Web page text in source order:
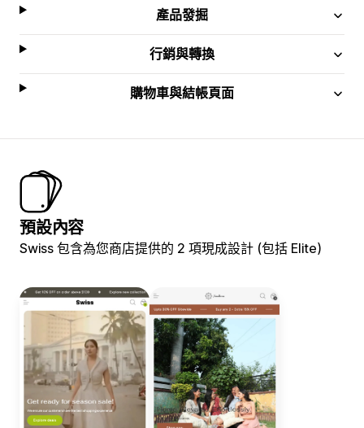
產品發掘
行銷與轉換
購物車與結帳頁面
預設內容
Swiss 包含為您商店提供的 2 項現成設計 (包括 Elite)